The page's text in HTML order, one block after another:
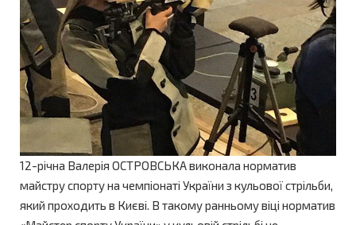
12-річна Валерія ОСТРОВСЬКА виконала норматив
майстру спорту на чемпіонаті України з кульової стрільби,
який проходить в Києві. В такому ранньому віці норматив